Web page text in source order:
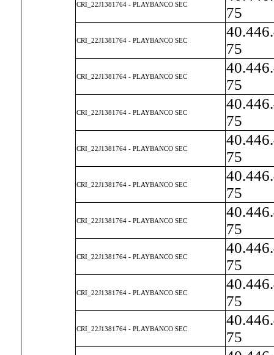
CRI_22J1381764 - PLAYBANCO SEC
75
CRI_22J1381764 - PLAYBANCO SEC
75
CRI_22J1381764 - PLAYBANCO SEC
75
CRI_22J1381764 - PLAYBANCO SEC
75
CRI_22J1381764 - PLAYBANCO SEC
75
CRI_22J1381764 - PLAYBANCO SEC
75
CRI_22J1381764 - PLAYBANCO SEC
75
CRI_22J1381764 - PLAYBANCO SEC
75
CRI_22J1381764 - PLAYBANCO SEC
75
CRI_22J1381764 - PLAYBANCO SEC
75